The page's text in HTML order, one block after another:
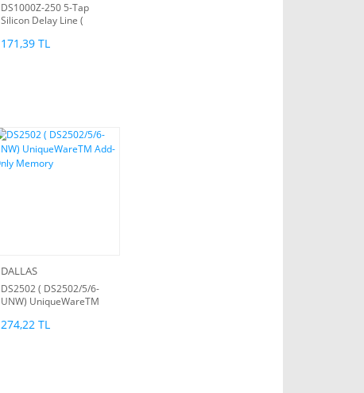
DS1000Z-250 5-Tap
Silicon Delay Line (
171,39 TL
DALLAS
DS2502 ( DS2502/5/6-
UNW) UniqueWareTM
274,22 TL